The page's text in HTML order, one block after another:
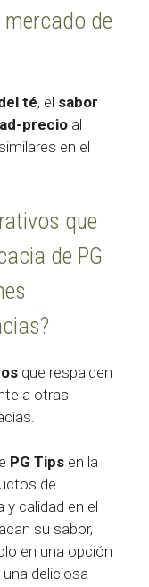
de
té, el sabor
precio al
en el
que
de PG
que respalden
a otras
PG Tips en la
de
y calidad en el
su sabor,
en una opción
deliciosa